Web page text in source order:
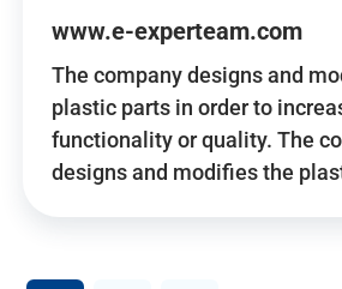
www.e-experteam.com
The company designs and
plastic parts in order to
functionality or quality. The
designs and modifies the